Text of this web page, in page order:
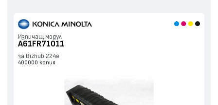
Изпичащ модул
A61FR71011
за Bizhub 224e
400000 копия